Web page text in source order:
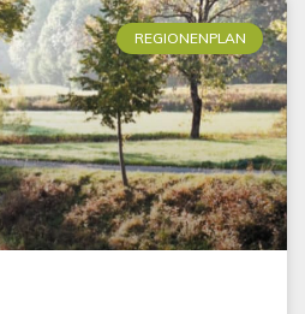
REGIONENPLAN